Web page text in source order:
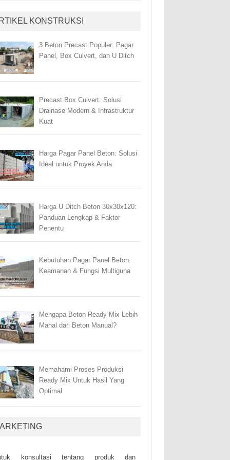
KONSTRUKSI
3 Beton Precast Populer: Pagar
Panel, Box Culvert, dan U Ditch
Precast Box Culvert: Solusi
Drainase Modern & Infrastruktur
Kuat
Harga Pagar Panel Beton: Solusi
Ideal untuk Proyek Anda
Harga U Ditch Beton 30x30x120:
Panduan Lengkap & Faktor
Penentu
Kebutuhan Pagar Panel Beton:
Keamanan & Fungsi Multiguna
Mengapa Beton Ready Mix Lebih
Mahal dari Beton Manual?
Memahami Proses Produksi
Ready Mix Untuk Hasil Yang
Optimal
kоnsultаsі tеntаng рrоduk dаn